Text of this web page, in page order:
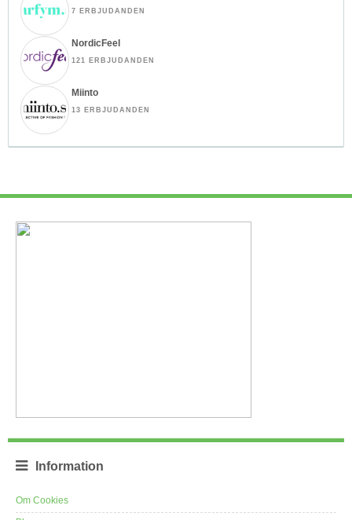
7 ERBJUDANDEN
NordicFeel
121 ERBJUDANDEN
Miinto
13 ERBJUDANDEN
Information
Om Cookies